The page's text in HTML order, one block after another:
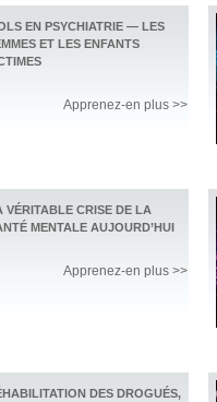
EN PSYCHIATRIE — LES
ET LES ENFANTS
Apprenez-en plus >>
VÉRITABLE CRISE DE LA
MENTALE AUJOURD’HUI
Apprenez-en plus >>
DES DROGUÉS,